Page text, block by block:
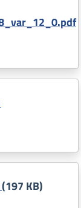
(197 KB)